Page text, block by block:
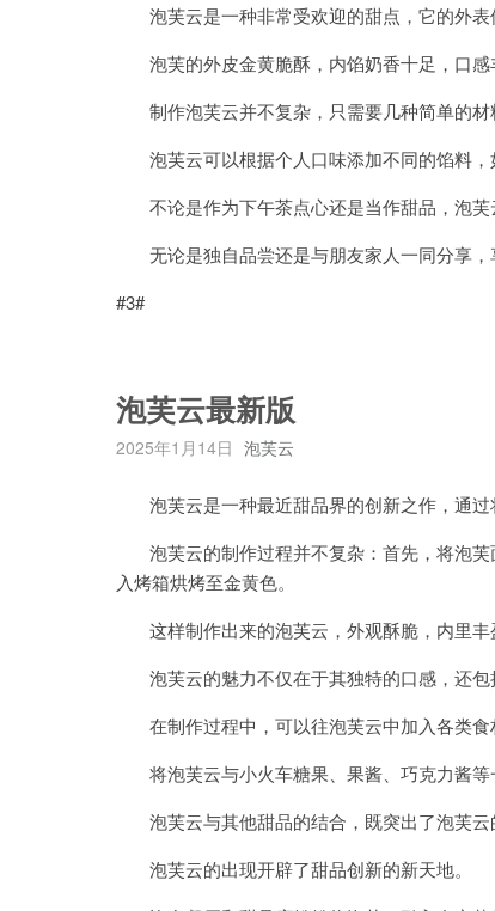
泡芙云是一种非常受欢迎的甜点，它的外表
泡芙的外皮金黄脆酥，内馅奶香十足，口感
制作泡芙云并不复杂，只需要几种简单的材
泡芙云可以根据个人口味添加不同的馅料，
不论是作为下午茶点心还是当作甜品，泡芙
无论是独自品尝还是与朋友家人一同分享，
#3#
泡芙云最新版
2025年1月14日 泡芙云
泡芙云是一种最近甜品界的创新之作，通过
泡芙云的制作过程并不复杂：首先，将泡芙
入烤箱烘烤至金黄色。
这样制作出来的泡芙云，外观酥脆，内里丰
泡芙云的魅力不仅在于其独特的口感，还包
在制作过程中，可以往泡芙云中加入各类食
将泡芙云与小火车糖果、果酱、巧克力酱等
泡芙云与其他甜品的结合，既突出了泡芙云
泡芙云的出现开辟了甜品创新的新天地。